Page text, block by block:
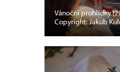
Vánoční prohlídky
Copyright: Jakub